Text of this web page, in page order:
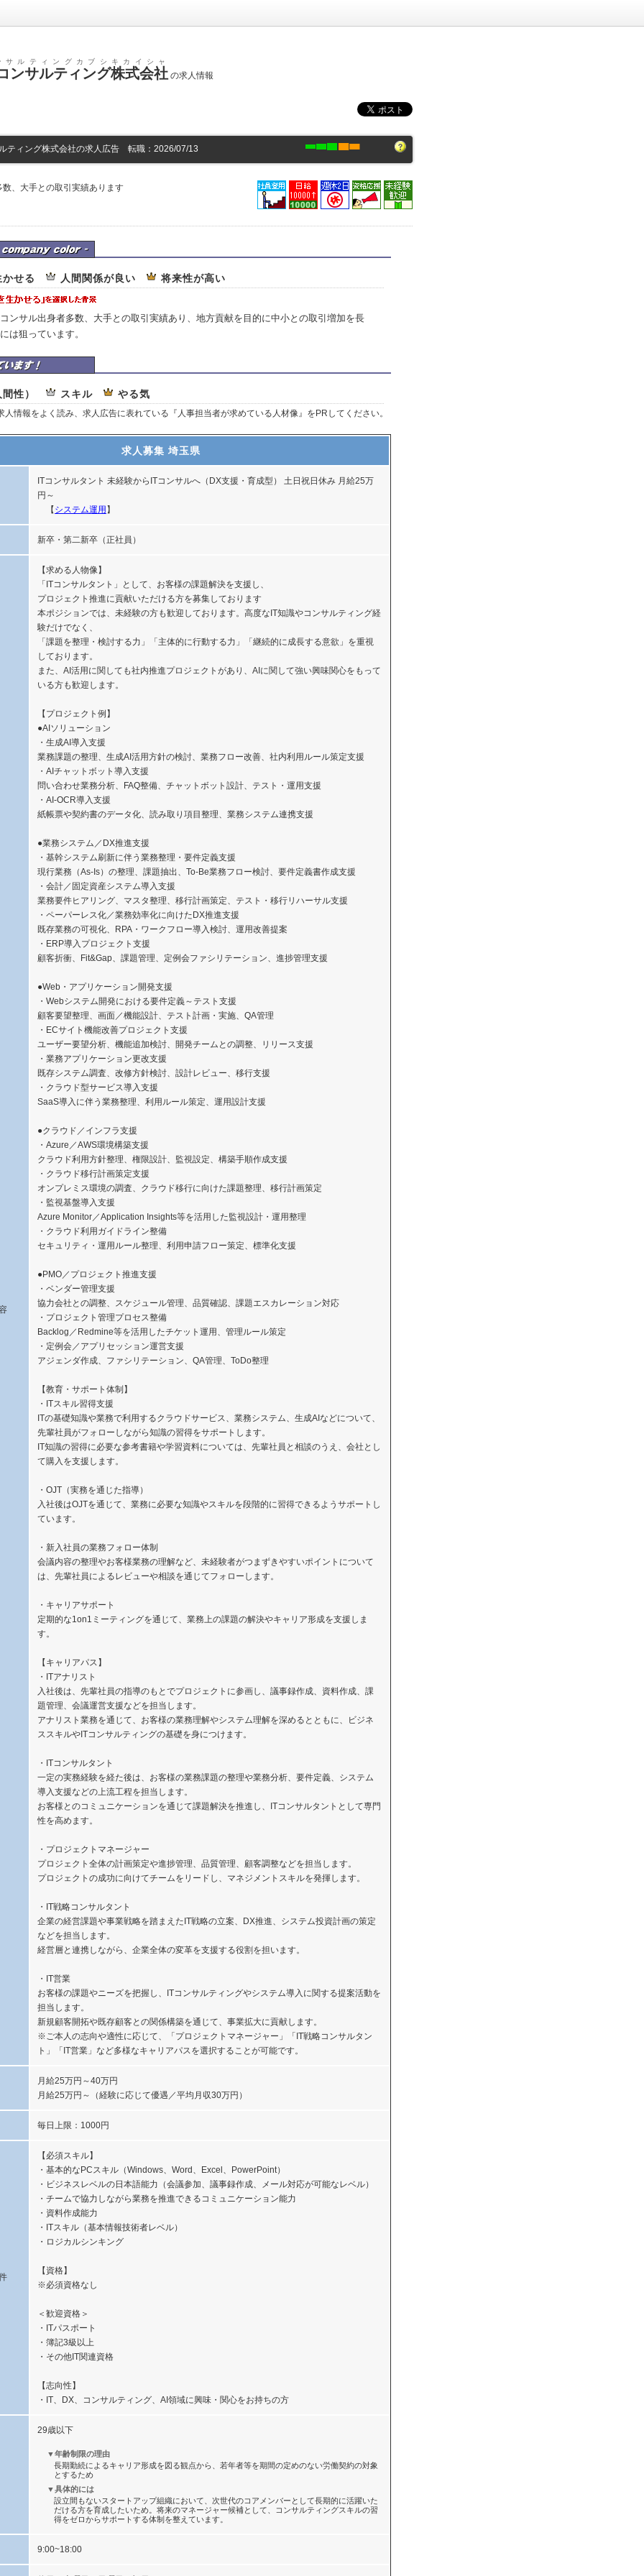
ンサルティング株式会社
サルティングカブシキカイシャ
の求人情報
ティング株式会社の求人広告 転職：2026/07/13
、大手との取引実績あります
ティング株式会社の企業カラー
せる 人間関係が良い 将来性が高い
ンサル出身者多数、大手との取引実績あり、地方貢献を目的に中小との取引増加を長
は狙っています。
ティング株式会社はここを重視しています
性） スキル やる気
情報をよく読み、求人広告に表れている『人事担当者が求めている人材像』をPRしてください。
求人募集 埼玉県
ITコンサルタント 未経験からITコンサルへ（DX支援・育成型） 土日祝日休み 月給25万
円～
【 システム運用 】
新卒・第二新卒（正社員）
【求める人物像】
「ITコンサルタント」として、お客様の課題解決を支援し、
プロジェクト推進に貢献いただける方を募集しております
本ポジションでは、未経験の方も歓迎しております。高度なIT知識やコンサルティング経
験だけでなく、
「課題を整理・検討する力」「主体的に行動する力」「継続的に成長する意欲」を重視
しております。
また、AI活用に関しても社内推進プロジェクトがあり、AIに関して強い興味関心をもって
いる方も歓迎します。
【プロジェクト例】
●AIソリューション
・生成AI導入支援
業務課題の整理、生成AI活用方針の検討、業務フロー改善、社内利用ルール策定支援
・AIチャットボット導入支援
問い合わせ業務分析、FAQ整備、チャットボット設計、テスト・運用支援
・AI-OCR導入支援
紙帳票や契約書のデータ化、読み取り項目整理、業務システム連携支援
●業務システム／DX推進支援
・基幹システム刷新に伴う業務整理・要件定義支援
現行業務（As-Is）の整理、課題抽出、To-Be業務フロー検討、要件定義書作成支援
・会計／固定資産システム導入支援
業務要件ヒアリング、マスタ整理、移行計画策定、テスト・移行リハーサル支援
・ペーパーレス化／業務効率化に向けたDX推進支援
既存業務の可視化、RPA・ワークフロー導入検討、運用改善提案
・ERP導入プロジェクト支援
顧客折衝、Fit&Gap、課題管理、定例会ファシリテーション、進捗管理支援
●Web・アプリケーション開発支援
・Webシステム開発における要件定義～テスト支援
顧客要望整理、画面／機能設計、テスト計画・実施、QA管理
・ECサイト機能改善プロジェクト支援
ユーザー要望分析、機能追加検討、開発チームとの調整、リリース支援
・業務アプリケーション更改支援
既存システム調査、改修方針検討、設計レビュー、移行支援
・クラウド型サービス導入支援
SaaS導入に伴う業務整理、利用ルール策定、運用設計支援
●クラウド／インフラ支援
・Azure／AWS環境構築支援
クラウド利用方針整理、権限設計、監視設定、構築手順作成支援
・クラウド移行計画策定支援
オンプレミス環境の調査、クラウド移行に向けた課題整理、移行計画策定
・監視基盤導入支援
Azure Monitor／Application Insights等を活用した監視設計・運用整理
・クラウド利用ガイドライン整備
セキュリティ・運用ルール整理、利用申請フロー策定、標準化支援
●PMO／プロジェクト推進支援
・ベンダー管理支援
協力会社との調整、スケジュール管理、品質確認、課題エスカレーション対応
・プロジェクト管理プロセス整備
Backlog／Redmine等を活用したチケット運用、管理ルール策定
・定例会／アプリセッション運営支援
アジェンダ作成、ファシリテーション、QA管理、ToDo整理
【教育・サポート体制】
・ITスキル習得支援
ITの基礎知識や業務で利用するクラウドサービス、業務システム、生成AIなどについて、
先輩社員がフォローしながら知識の習得をサポートします。
IT知識の習得に必要な参考書籍や学習資料については、先輩社員と相談のうえ、会社とし
て購入を支援します。
・OJT（実務を通じた指導）
入社後はOJTを通じて、業務に必要な知識やスキルを段階的に習得できるようサポートし
ています。
・新入社員の業務フォロー体制
会議内容の整理やお客様業務の理解など、未経験者がつまずきやすいポイントについて
は、先輩社員によるレビューや相談を通じてフォローします。
・キャリアサポート
定期的な1on1ミーティングを通じて、業務上の課題の解決やキャリア形成を支援しま
す。
【キャリアパス】
・ITアナリスト
入社後は、先輩社員の指導のもとでプロジェクトに参画し、議事録作成、資料作成、課
題管理、会議運営支援などを担当します。
アナリスト業務を通じて、お客様の業務理解やシステム理解を深めるとともに、ビジネ
ススキルやITコンサルティングの基礎を身につけます。
・ITコンサルタント
一定の実務経験を経た後は、お客様の業務課題の整理や業務分析、要件定義、システム
導入支援などの上流工程を担当します。
お客様とのコミュニケーションを通じて課題解決を推進し、ITコンサルタントとして専門
性を高めます。
・プロジェクトマネージャー
プロジェクト全体の計画策定や進捗管理、品質管理、顧客調整などを担当します。
プロジェクトの成功に向けてチームをリードし、マネジメントスキルを発揮します。
・IT戦略コンサルタント
企業の経営課題や事業戦略を踏まえたIT戦略の立案、DX推進、システム投資計画の策定
などを担当します。
経営層と連携しながら、企業全体の変革を支援する役割を担います。
・IT営業
お客様の課題やニーズを把握し、ITコンサルティングやシステム導入に関する提案活動を
担当します。
新規顧客開拓や既存顧客との関係構築を通じて、事業拡大に貢献します。
※ご本人の志向や適性に応じて、「プロジェクトマネージャー」「IT戦略コンサルタン
ト」「IT営業」など多様なキャリアパスを選択することが可能です。
月給25万円～40万円
月給25万円～（経験に応じて優遇／平均月収30万円）
毎日上限：1000円
【必須スキル】
・基本的なPCスキル（Windows、Word、Excel、PowerPoint）
・ビジネスレベルの日本語能力（会議参加、議事録作成、メール対応が可能なレベル）
・チームで協力しながら業務を推進できるコミュニケーション能力
・資料作成能力
・ITスキル（基本情報技術者レベル）
・ロジカルシンキング
【資格】
※必須資格なし
＜歓迎資格＞
・ITパスポート
・簿記3級以上
・その他IT関連資格
【志向性】
・IT、DX、コンサルティング、AI領域に興味・関心をお持ちの方
29歳以下
▼年齢制限の理由
長期勤続によるキャリア形成を図る観点から、若年者等を期間の定めのない労働契約の対象
とするため
▼具体的には
設立間もないスタートアップ組織において、次世代のコアメンバーとして長期的に活躍いた
だける方を育成したいため。将来のマネージャー候補として、コンサルティングスキルの習
得をゼロからサポートする体制を整えています。
9:00~18:00